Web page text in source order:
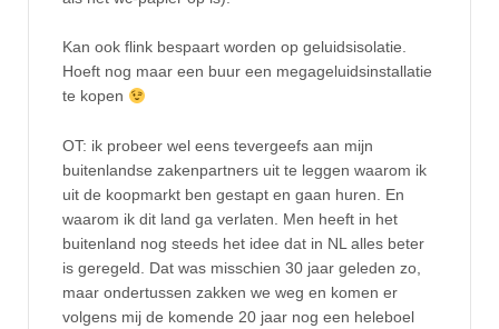
Kan ook flink bespaart worden op geluidsisolatie.
Hoeft nog maar een buur een megageluidsinstallatie
te kopen
OT: ik probeer wel eens tevergeefs aan mijn
buitenlandse zakenpartners uit te leggen waarom ik
uit de koopmarkt ben gestapt en gaan huren. En
waarom ik dit land ga verlaten. Men heeft in het
buitenland nog steeds het idee dat in NL alles beter
is geregeld. Dat was misschien 30 jaar geleden zo,
maar ondertussen zakken we weg en komen er
volgens mij de komende 20 jaar nog een heleboel